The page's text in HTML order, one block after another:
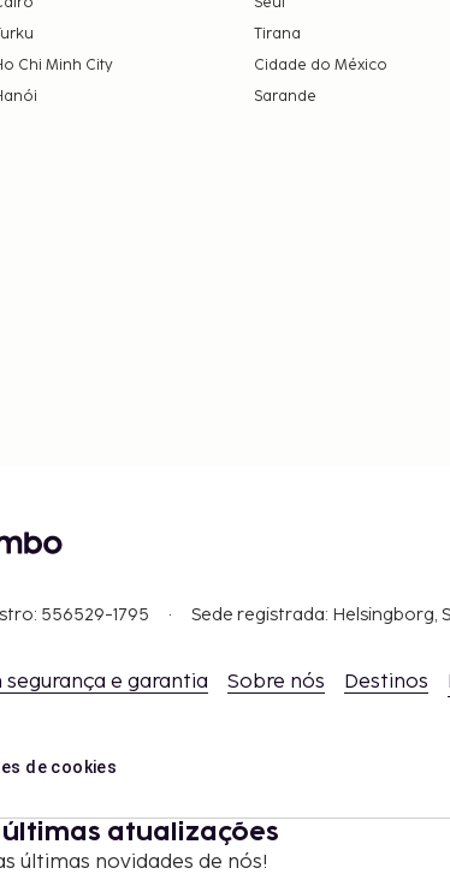
Tirana
Chi Minh City
Cidade do México
Sarande
556529-1795 Sede registrada: Helsingborg,
segurança e garantia Sobre nós Destinos
de cookies
últimas atualizações
últimas novidades de nós!